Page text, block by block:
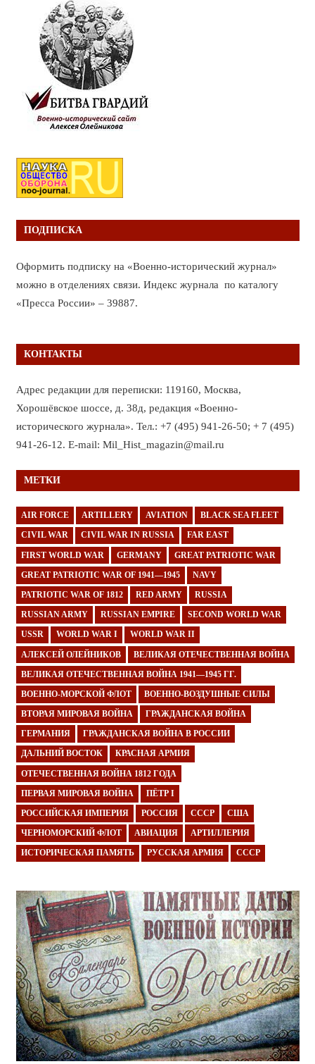
ПОДПИСКА
Оформить подписку на «Военно-исторический журнал»
можно в отделениях связи. Индекс журнала по каталогу
«Пресса России» – 39887.
КОНТАКТЫ
Адрес редакции для переписки: 119160, Москва,
Хорошёвское шоссе, д. 38д, редакция «Военно-
исторического журнала». Тел.: +7 (495) 941-26-50; + 7 (495)
941-26-12. E-mail: Mil_Hist_magazin@mail.ru
МЕТКИ
AIR FORCE ARTILLERY AVIATION BLACK SEA FLEET
CIVIL WAR CIVIL WAR IN RUSSIA FAR EAST
FIRST WORLD WAR GERMANY GREAT PATRIOTIC WAR
GREAT PATRIOTIC WAR OF 1941—1945 NAVY
PATRIOTIC WAR OF 1812 RED ARMY RUSSIA
RUSSIAN ARMY RUSSIAN EMPIRE SECOND WORLD WAR
USSR WORLD WAR I WORLD WAR II
АЛЕКСЕЙ ОЛЕЙНИКОВ ВЕЛИКАЯ ОТЕЧЕСТВЕННАЯ ВОЙНА
ВЕЛИКАЯ ОТЕЧЕСТВЕННАЯ ВОЙНА 1941—1945 ГГ.
ВОЕННО-МОРСКОЙ ФЛОТ ВОЕННО-ВОЗДУШНЫЕ СИЛЫ
ВТОРАЯ МИРОВАЯ ВОЙНА ГРАЖДАНСКАЯ ВОЙНА
ГЕРМАНИЯ ГРАЖДАНСКАЯ ВОЙНА В РОССИИ
ДАЛЬНИЙ ВОСТОК КРАСНАЯ АРМИЯ
ОТЕЧЕСТВЕННАЯ ВОЙНА 1812 ГОДА
ПЕРВАЯ МИРОВАЯ ВОЙНА ПЁТР I
РОССИЙСКАЯ ИМПЕРИЯ РОССИЯ СССР США
ЧЕРНОМОРСКИЙ ФЛОТ АВИАЦИЯ АРТИЛЛЕРИЯ
ИСТОРИЧЕСКАЯ ПАМЯТЬ РУССКАЯ АРМИЯ СССР